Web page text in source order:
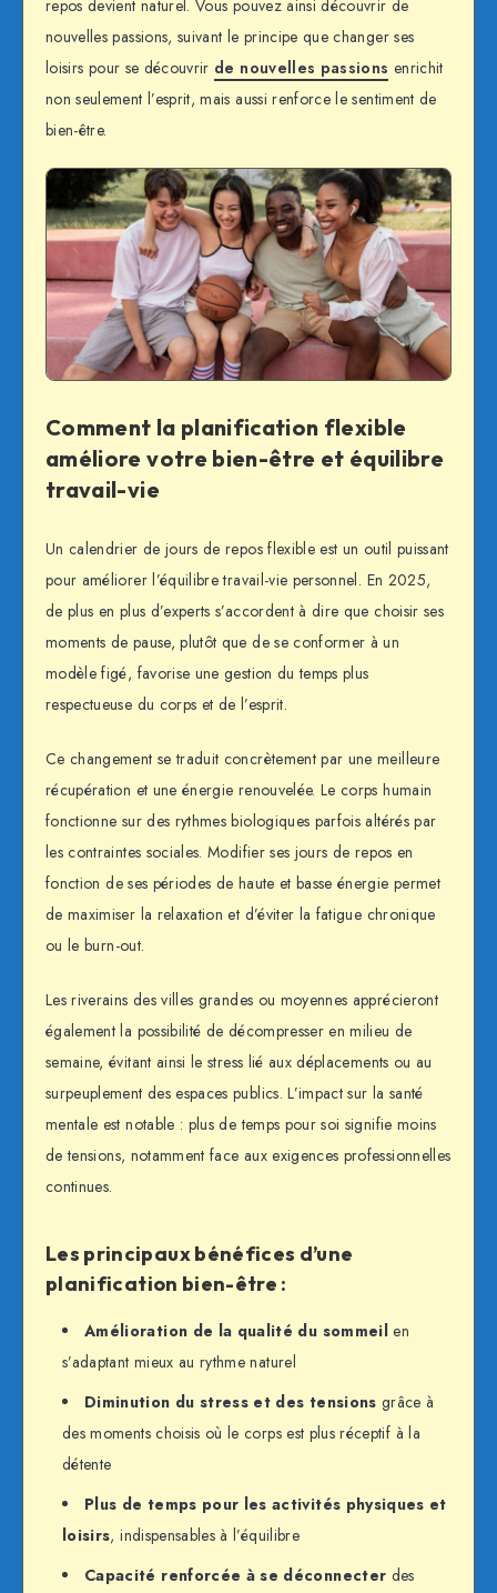
repos devient naturel. Vous pouvez ainsi découvrir de
nouvelles passions, suivant le principe que changer ses
loisirs pour se découvrir de nouvelles passions enrichit
non seulement l’esprit, mais aussi renforce le sentiment de
bien-être.
Comment la planification flexible
améliore votre bien-être et équilibre
travail-vie
Un calendrier de jours de repos flexible est un outil puissant
pour améliorer l’équilibre travail-vie personnel. En 2025,
de plus en plus d’experts s’accordent à dire que choisir ses
moments de pause, plutôt que de se conformer à un
modèle figé, favorise une gestion du temps plus
respectueuse du corps et de l’esprit.
Ce changement se traduit concrètement par une meilleure
récupération et une énergie renouvelée. Le corps humain
fonctionne sur des rythmes biologiques parfois altérés par
les contraintes sociales. Modifier ses jours de repos en
fonction de ses périodes de haute et basse énergie permet
de maximiser la relaxation et d’éviter la fatigue chronique
ou le burn-out.
Les riverains des villes grandes ou moyennes apprécieront
également la possibilité de décompresser en milieu de
semaine, évitant ainsi le stress lié aux déplacements ou au
surpeuplement des espaces publics. L’impact sur la santé
mentale est notable : plus de temps pour soi signifie moins
de tensions, notamment face aux exigences professionnelles
continues.
Les principaux bénéfices d’une
planification bien-être :
Amélioration de la qualité du sommeilen
s’adaptant mieux au rythme naturel
Diminution du stress et des tensions grâce à
des moments choisis où le corps est plus réceptif à la
détente
Plus de temps pour les activités physiques et
loisirs, indispensables à l’équilibre
Capacité renforcée à se déconnecter des